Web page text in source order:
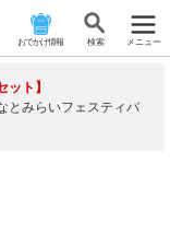
おでかけ情報 検 索 メニュー
ット】
とみらいフェスティバ